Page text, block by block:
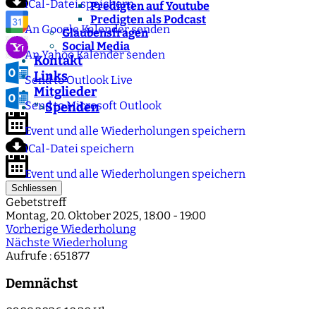
Predigten auf Youtube
Predigten als Podcast
Glaubensfragen
Social Media
Kontakt
Links
Mitglieder
">Spenden
iCal-Datei speichern
An Google Kalender senden
An Yahoo Kalender senden
Send to Outlook Live
Send to Microsoft Outlook
Event und alle Wiederholungen speichern
iCal-Datei speichern
Event und alle Wiederholungen speichern
Schliessen
Gebetstreff
Montag, 20. Oktober 2025, 18:00 - 19:00
Vorherige Wiederholung
Nächste Wiederholung
Aufrufe : 651877
Demnächst